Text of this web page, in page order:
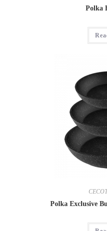
Polka
Polka Exclusive